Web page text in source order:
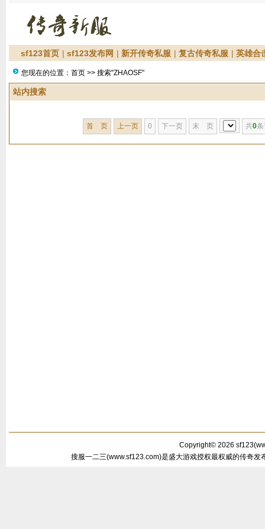
sf123首页 | sf123发布网 | 新开传奇私服 | 复古传奇私服 | 英雄合
您现在的位置： 首页 >> 搜索"ZHAOSF"
站内搜索
首 页 上一页 0 下一页 末 页 共0
Copyright© 2026 sf123(
搜服一二三(www.sf123.com)是盛大游戏授权最权威的传奇